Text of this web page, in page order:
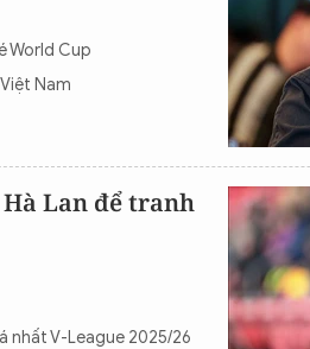
World Cup
Nam
Lan để tranh
nhất V-League 2025/26